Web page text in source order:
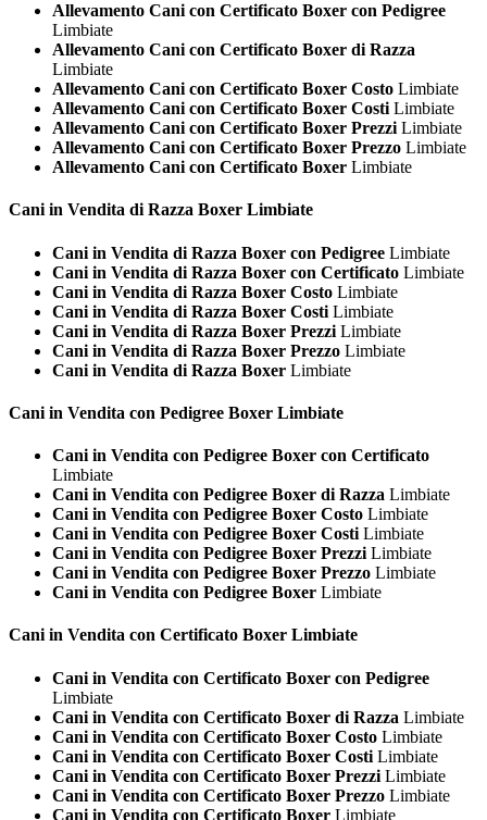
Allevamento Cani con Certificato Boxer con Pedigree
Limbiate
Allevamento Cani con Certificato Boxer di Razza
Limbiate
Allevamento Cani con Certificato Boxer Costo Limbiate
Allevamento Cani con Certificato Boxer Costi Limbiate
Allevamento Cani con Certificato Boxer Prezzi Limbiate
Allevamento Cani con Certificato Boxer Prezzo Limbiate
Allevamento Cani con Certificato Boxer Limbiate
Cani in Vendita di Razza Boxer Limbiate
Cani in Vendita di Razza Boxer con Pedigree Limbiate
Cani in Vendita di Razza Boxer con Certificato Limbiate
Cani in Vendita di Razza Boxer Costo Limbiate
Cani in Vendita di Razza Boxer Costi Limbiate
Cani in Vendita di Razza Boxer Prezzi Limbiate
Cani in Vendita di Razza Boxer Prezzo Limbiate
Cani in Vendita di Razza Boxer Limbiate
Cani in Vendita con Pedigree Boxer Limbiate
Cani in Vendita con Pedigree Boxer con Certificato
Limbiate
Cani in Vendita con Pedigree Boxer di Razza Limbiate
Cani in Vendita con Pedigree Boxer Costo Limbiate
Cani in Vendita con Pedigree Boxer Costi Limbiate
Cani in Vendita con Pedigree Boxer Prezzi Limbiate
Cani in Vendita con Pedigree Boxer Prezzo Limbiate
Cani in Vendita con Pedigree Boxer Limbiate
Cani in Vendita con Certificato Boxer Limbiate
Cani in Vendita con Certificato Boxer con Pedigree
Limbiate
Cani in Vendita con Certificato Boxer di Razza Limbiate
Cani in Vendita con Certificato Boxer Costo Limbiate
Cani in Vendita con Certificato Boxer Costi Limbiate
Cani in Vendita con Certificato Boxer Prezzi Limbiate
Cani in Vendita con Certificato Boxer Prezzo Limbiate
Cani in Vendita con Certificato Boxer Limbiate